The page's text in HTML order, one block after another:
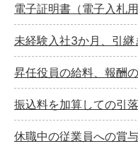
電子証明書（電子入札
未経験入社3か月、引
昇任役員の給料、報酬
振込料を加算しての引
休職中の従業員への賞